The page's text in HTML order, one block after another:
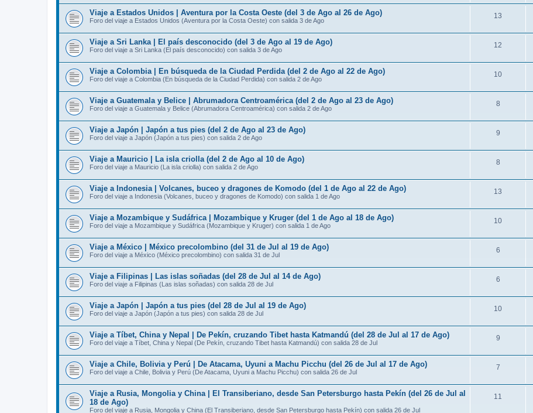
Viaje a Estados Unidos | Aventura por la Costa Oeste (del 3 de Ago al 26 de Ago)
Foro del viaje a Estados Unidos (Aventura por la Costa Oeste) con salida 3 de Ago
13
Viaje a Sri Lanka | El país desconocido (del 3 de Ago al 19 de Ago)
Foro del viaje a Sri Lanka (El país desconocido) con salida 3 de Ago
12
Viaje a Colombia | En búsqueda de la Ciudad Perdida (del 2 de Ago al 22 de Ago)
Foro del viaje a Colombia (En búsqueda de la Ciudad Perdida) con salida 2 de Ago
10
Viaje a Guatemala y Belice | Abrumadora Centroamérica (del 2 de Ago al 23 de Ago)
Foro del viaje a Guatemala y Belice (Abrumadora Centroamérica) con salida 2 de Ago
8
Viaje a Japón | Japón a tus pies (del 2 de Ago al 23 de Ago)
Foro del viaje a Japón (Japón a tus pies) con salida 2 de Ago
9
Viaje a Mauricio | La isla criolla (del 2 de Ago al 10 de Ago)
Foro del viaje a Mauricio (La isla criolla) con salida 2 de Ago
8
Viaje a Indonesia | Volcanes, buceo y dragones de Komodo (del 1 de Ago al 22 de Ago)
Foro del viaje a Indonesia (Volcanes, buceo y dragones de Komodo) con salida 1 de Ago
13
Viaje a Mozambique y Sudáfrica | Mozambique y Kruger (del 1 de Ago al 18 de Ago)
Foro del viaje a Mozambique y Sudáfrica (Mozambique y Kruger) con salida 1 de Ago
10
Viaje a México | México precolombino (del 31 de Jul al 19 de Ago)
Foro del viaje a México (México precolombino) con salida 31 de Jul
6
Viaje a Filipinas | Las islas soñadas (del 28 de Jul al 14 de Ago)
Foro del viaje a Filipinas (Las islas soñadas) con salida 28 de Jul
6
Viaje a Japón | Japón a tus pies (del 28 de Jul al 19 de Ago)
Foro del viaje a Japón (Japón a tus pies) con salida 28 de Jul
10
Viaje a Tíbet, China y Nepal | De Pekín, cruzando Tibet hasta Katmandú (del 28 de Jul al 17 de Ago)
Foro del viaje a Tíbet, China y Nepal (De Pekín, cruzando Tibet hasta Katmandú) con salida 28 de Jul
9
Viaje a Chile, Bolivia y Perú | De Atacama, Uyuni a Machu Picchu (del 26 de Jul al 17 de Ago)
Foro del viaje a Chile, Bolivia y Perú (De Atacama, Uyuni a Machu Picchu) con salida 26 de Jul
7
Viaje a Rusia, Mongolia y China | El Transiberiano, desde San Petersburgo hasta Pekín (del 26 de Jul al
18 de Ago)
Foro del viaje a Rusia, Mongolia y China (El Transiberiano, desde San Petersburgo hasta Pekín) con salida 26 de Jul
11